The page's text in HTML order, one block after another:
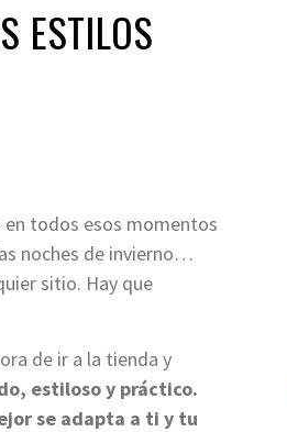
ESTILOS
en todos esos momentos
noches de invierno…
sitio. Hay que
de ir a la tienda y
estiloso y práctico.
se adapta a ti y tu